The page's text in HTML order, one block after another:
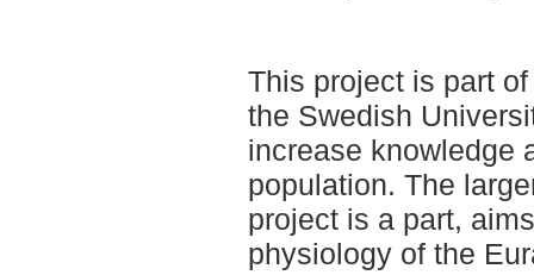
This project is part
the Swedish
increase knowledge
population. The
project is a part,
physiology of the